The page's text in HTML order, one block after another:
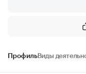
ПрофильВиды